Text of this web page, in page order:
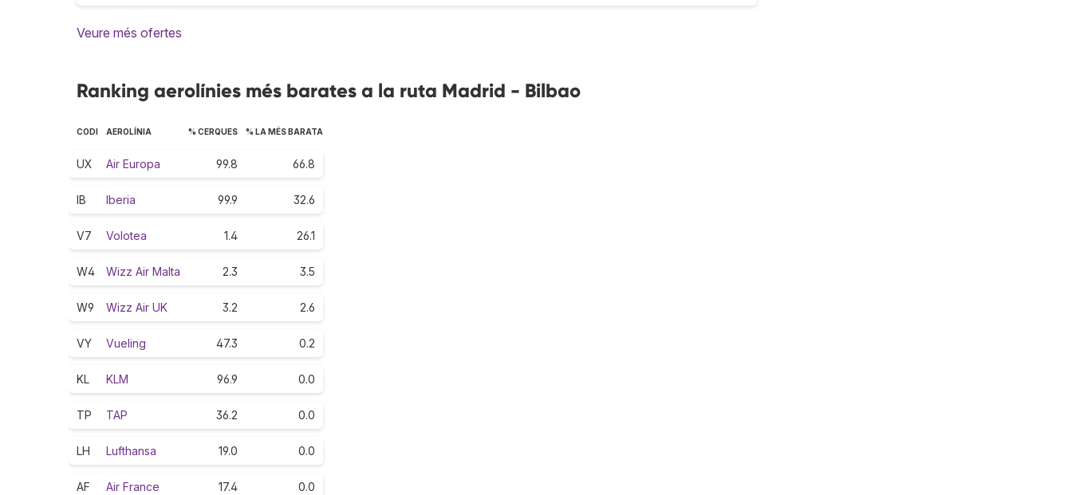
Veure més ofertes
Ranking aerolínies més barates a la ruta Madrid - Bilbao
CODI AEROLÍNIA % CERQUES % LA MÉS BARATA
UX Air Europa 99.8 66.8
IB Iberia 99.9 32.6
V7 Volotea 1.4 26.1
W4 Wizz Air Malta 2.3 3.5
W9 Wizz Air UK 3.2 2.6
VY Vueling 47.3 0.2
KL KLM 96.9 0.0
TP TAP 36.2 0.0
LH Lufthansa 19.0 0.0
AF Air France 17.4 0.0